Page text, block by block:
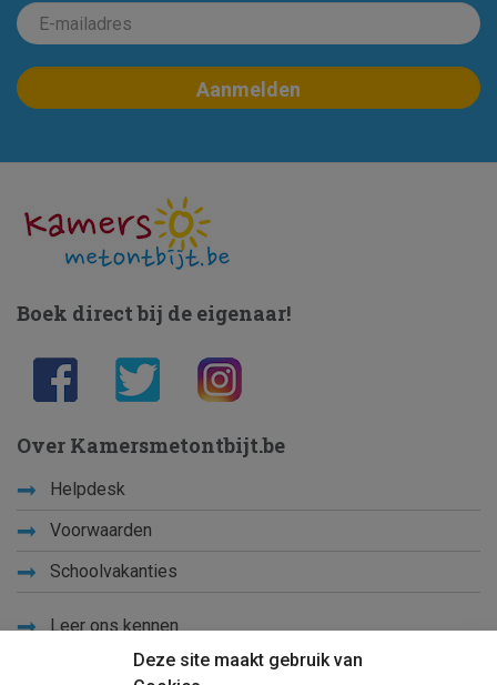
Deze site maakt gebruik van
Boek direct bij de eigenaar!
Over Kamersmetontbijt.be
Helpdesk
Voorwaarden
Schoolvakanties
Leer ons kennen